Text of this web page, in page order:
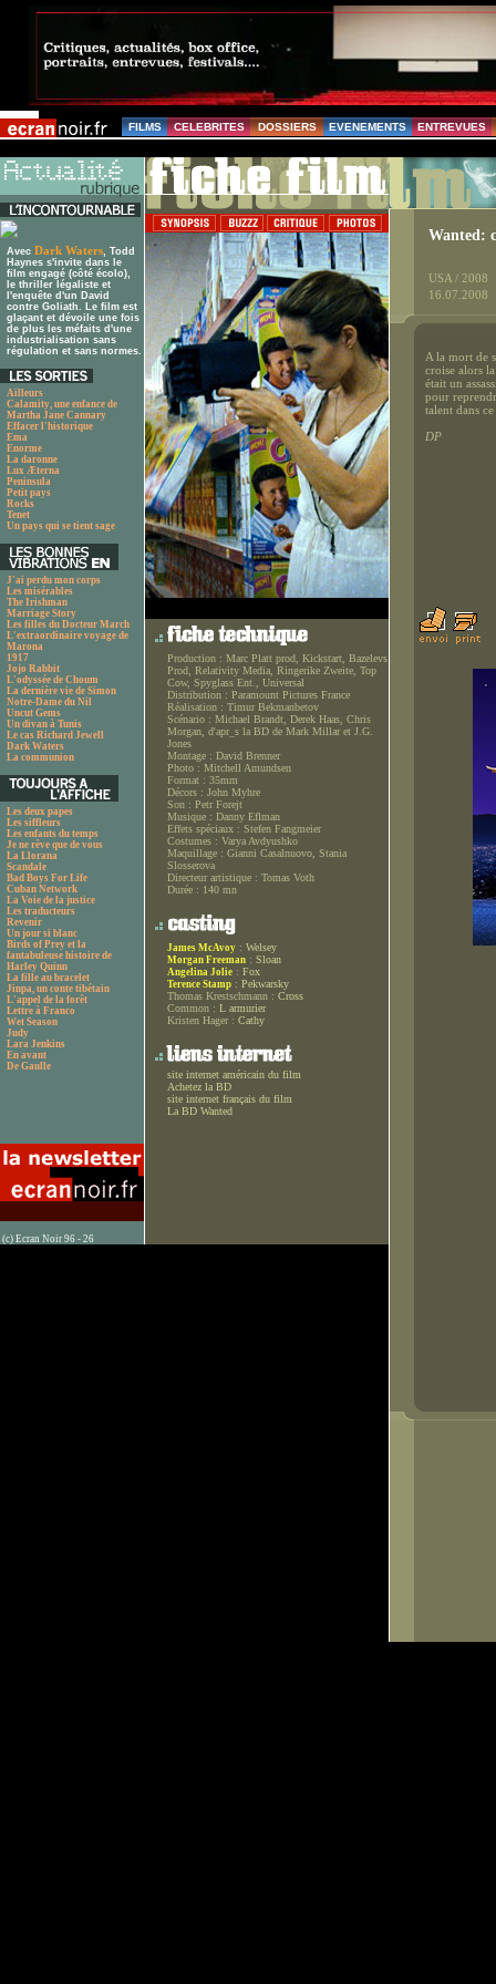
FILMS CELEBRITES DOSSIERS EVENEMENTS ENTREVUES
Avec Dark Waters, Todd
Haynes s'invite dans le
film engagé (côté écolo),
le thriller légaliste et
l'enquête d'un David
contre Goliath. Le film est
glaçant et dévoile une fois
de plus les méfaits d'une
industrialisation sans
régulation et sans normes.
Ailleurs
Calamity, une enfance de
Martha Jane Cannary
Effacer l'historique
Ema
Enorme
La daronne
Lux Æterna
Peninsula
Petit pays
Rocks
Tenet
Un pays qui se tient sage
J'ai perdu mon corps
Les misérables
The Irishman
Marriage Story
Les filles du Docteur March
L'extraordinaire voyage de
Marona
1917
Jojo Rabbit
L'odyssée de Choum
La dernière vie de Simon
Notre-Dame du Nil
Uncut Gems
Un divan à Tunis
Le cas Richard Jewell
Dark Waters
La communion
Les deux papes
Les siffleurs
Les enfants du temps
Je ne rêve que de vous
La Llorana
Scandale
Bad Boys For Life
Cuban Network
La Voie de la justice
Les traducteurs
Revenir
Un jour si blanc
Birds of Prey et la
fantabuleuse histoire de
Harley Quinn
La fille au bracelet
Jinpa, un conte tibétain
L'appel de la forêt
Lettre à Franco
Wet Season
Judy
Lara Jenkins
En avant
De Gaulle
(c) Ecran Noir 96 - 26
Production : Marc Platt prod, Kickstart, Bazelevs
Prod, Relativity Media, Ringerike Zweite, Top
Cow, Spyglass Ent., Universal
Distribution : Paramount Pictures France
Réalisation : Timur Bekmanbetov
Scénario : Michael Brandt, Derek Haas, Chris
Morgan, d'apr_s la BD de Mark Millar et J.G.
Jones
Montage : David Brenner
Photo : Mitchell Amundsen
Format : 35mm
Décors : John Myhre
Son : Petr Forejt
Musique : Danny Eflman
Effets spéciaux : Stefen Fangmeier
Costumes : Varya Avdyushko
Maquillage : Gianni Casalnuovo, Stania
Slosserova
Directeur artistique : Tomas Voth
Durée : 140 mn
James McAvoy : Welsey
Morgan Freeman : Sloan
Angelina Jolie : Fox
Terence Stamp : Pekwarsky
Thomas Krestschmann : Cross
Common : L armurier
Kristen Hager : Cathy
site internet américain du film
Achetez la BD
site internet français du film
La BD Wanted
Wanted:
USA / 2008
16.07.2008
A la mort de
croise alors
était un
pour
talent dans
DP